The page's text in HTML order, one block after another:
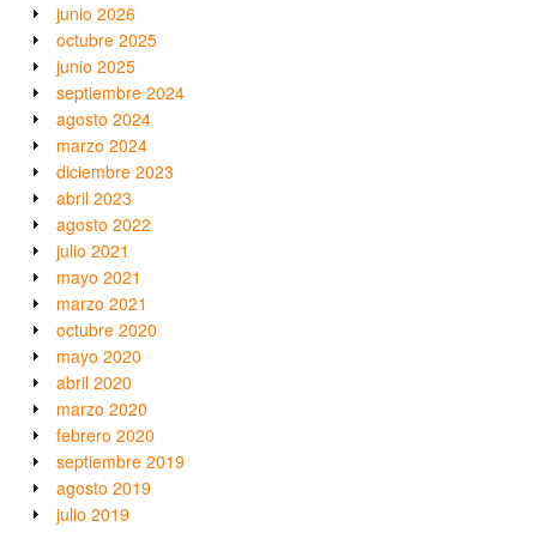
junio 2026
octubre 2025
junio 2025
septiembre 2024
agosto 2024
marzo 2024
diciembre 2023
abril 2023
agosto 2022
julio 2021
mayo 2021
marzo 2021
octubre 2020
mayo 2020
abril 2020
marzo 2020
febrero 2020
septiembre 2019
agosto 2019
julio 2019